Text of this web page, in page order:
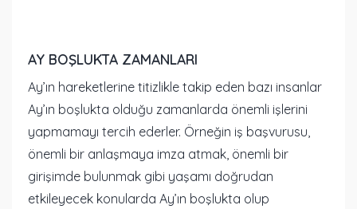
AY BOŞLUKTA ZAMANLARI
Ay’ın hareketlerine titizlikle takip eden bazı insanlar
Ay’ın boşlukta olduğu zamanlarda önemli işlerini
yapmamayı tercih ederler. Örneğin iş başvurusu,
önemli bir anlaşmaya imza atmak, önemli bir
girişimde bulunmak gibi yaşamı doğrudan
etkileyecek konularda Ay’ın boşlukta olup